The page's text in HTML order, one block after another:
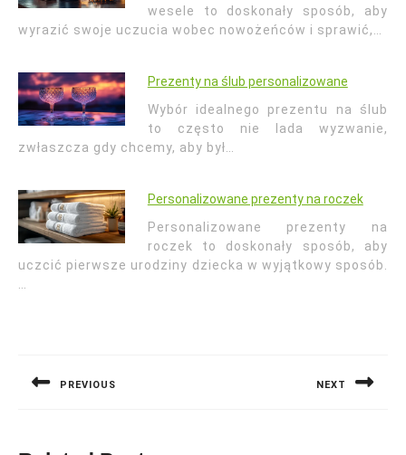
wesele to doskonały sposób, aby
wyrazić swoje uczucia wobec nowożeńców i sprawić,…
Prezenty na ślub personalizowane
Wybór idealnego prezentu na ślub
to często nie lada wyzwanie,
zwłaszcza gdy chcemy, aby był…
Personalizowane prezenty na roczek
Personalizowane prezenty na
roczek to doskonały sposób, aby
uczcić pierwsze urodziny dziecka w wyjątkowy sposób.
PREVIOUS NEXT